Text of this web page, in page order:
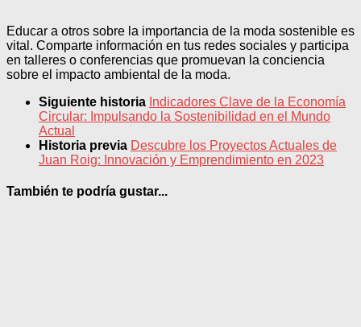
Educar a otros sobre la importancia de la moda sostenible es
vital. Comparte información en tus redes sociales y participa
en talleres o conferencias que promuevan la conciencia
sobre el impacto ambiental de la moda.
Siguiente historia Indicadores Clave de la Economía
Circular: Impulsando la Sostenibilidad en el Mundo
Actual
Historia previa Descubre los Proyectos Actuales de
Juan Roig: Innovación y Emprendimiento en 2023
También te podría gustar...